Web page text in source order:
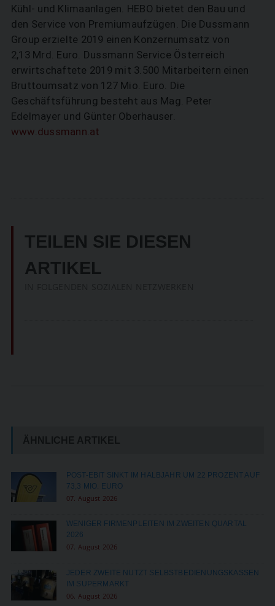
Kühl- und Klimaanlagen. HEBO bietet den Bau und
den Service von Premiumaufzügen. Die Dussmann
Group erzielte 2019 einen Konzernumsatz von
2,13 Mrd. Euro. Dussmann Service Österreich
erwirtschaftete 2019 mit 3.500 Mitarbeitern einen
Bruttoumsatz von 127 Mio. Euro. Die
Geschäftsführung besteht aus Mag. Peter
Edelmayer und Günter Oberhauser.
www.dussmann.at
TEILEN SIE DIESEN
ARTIKEL
ÄHNLICHE ARTIKEL
POST-EBIT SINKT IM HALBJAHR UM 22 PROZENT AUF
73,3 MIO. EURO
07. August 2026
WENIGER FIRMENPLEITEN IM ZWEITEN QUARTAL
2026
07. August 2026
JEDER ZWEITE NUTZT SELBSTBEDIENUNGSKASSEN
IM SUPERMARKT
06. August 2026